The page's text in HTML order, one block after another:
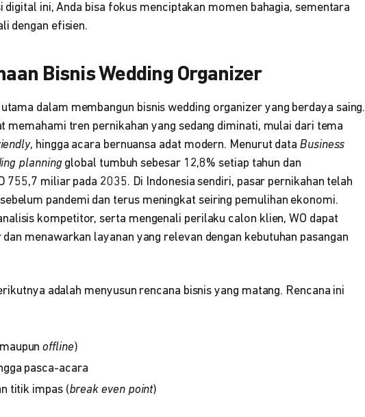
digital ini, Anda bisa fokus menciptakan momen bahagia, sementara
dengan efisien.
Bisnis Wedding Organizer
dalam membangun bisnis wedding organizer yang berdaya saing.
memahami tren pernikahan yang sedang diminati, mulai dari tema
, hingga acara bernuansa adat modern. Menurut data Business
planning global tumbuh sebesar 12,8% setiap tahun dan
755,7 miliar pada 2035. Di Indonesia sendiri, pasar pernikahan telah
pandemi dan terus meningkat seiring pemulihan ekonomi.
kompetitor, serta mengenali perilaku calon klien, WO dapat
menawarkan layanan yang relevan dengan kebutuhan pasangan
adalah menyusun rencana bisnis yang matang. Rencana ini
maupunoffline)
pasca-acara
titik impas (break even point)